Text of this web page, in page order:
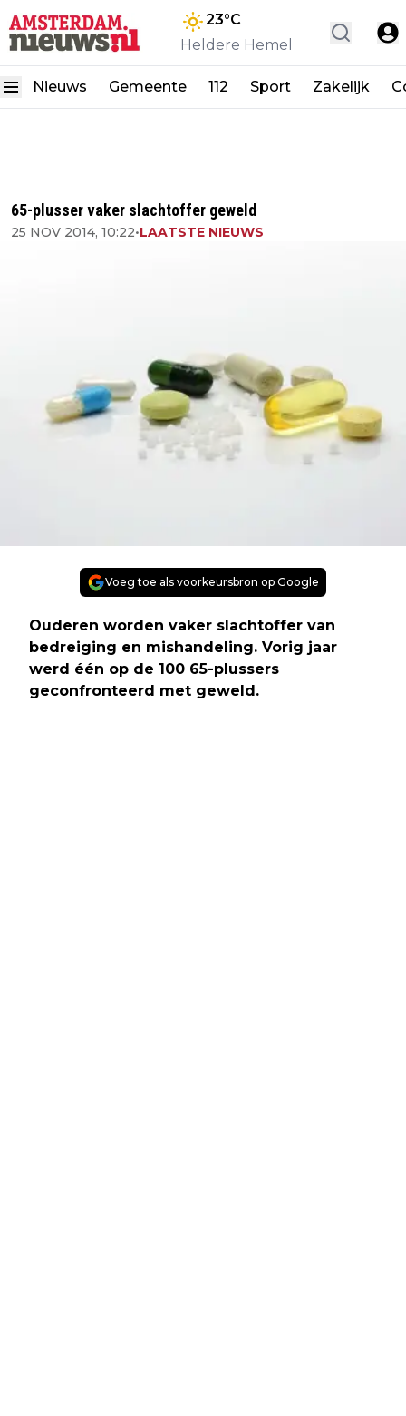
23°C
Heldere Hemel
Nieuws Gemeente 112 Sport Zakelijk
65-plusser vaker slachtoffer geweld
25 NOV 2014, 10:22•LAATSTE NIEUWS
Voeg toe als voorkeursbron op Google
Ouderen worden vaker slachtoffer van
bedreiging en mishandeling. Vorig jaar
werd één op de 100 65-plussers
geconfronteerd met geweld.